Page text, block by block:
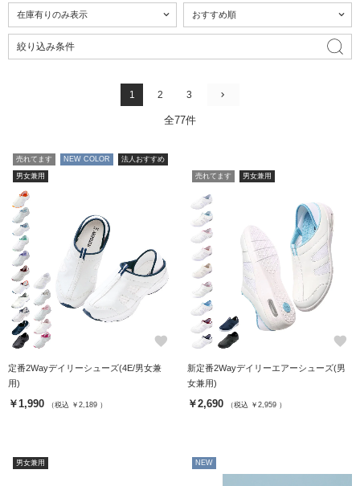
絞り込み条件
1 2 3
全77件
売れてます NEW COLOR 法人おすすめ
男女兼用
favorite
定番2Wayデイリーシューズ(4E/男女兼
用)
￥1,990 （税込 ￥2,189 ）
売れてます 男女兼用
favorite
新定番2Wayデイリーエアーシューズ(男
女兼用)
￥2,690 （税込 ￥2,959 ）
男女兼用 NEW